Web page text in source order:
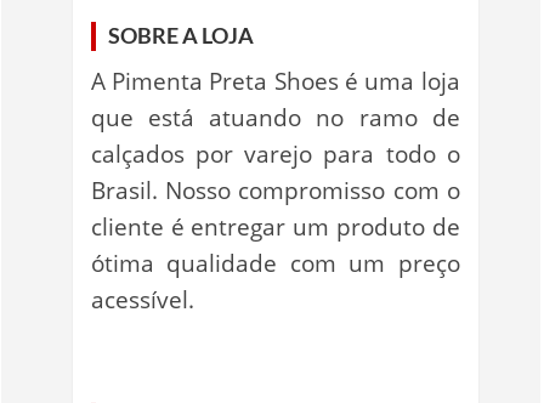
SOBRE A LOJA
A Pimenta Preta Shoes é uma loja
que está atuando no ramo de
calçados por varejo para todo o
Brasil. Nosso compromisso com o
cliente é entregar um produto de
ótima qualidade com um preço
acessível.